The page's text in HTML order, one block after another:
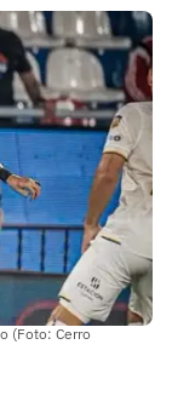
(Foto: Cerro